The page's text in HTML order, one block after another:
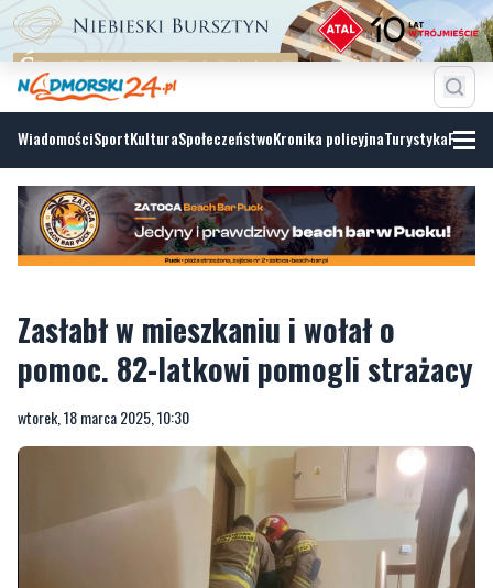
WiadomościSportKulturaSpołeczeństwoKronika policyjnaTurystyka
Zasłabł w mieszkaniu i wołał o
pomoc. 82-latkowi pomogli strażacy
wtorek, 18 marca 2025, 10:30